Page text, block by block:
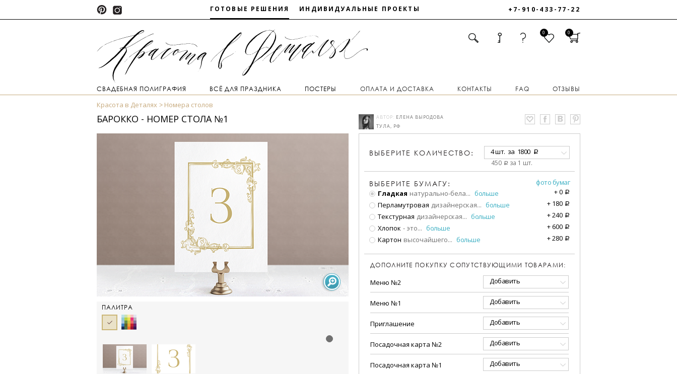
ГОТОВЫЕ РЕШЕНИЯ ИНДИВИДУАЛЬНЫЕ ПРОЕКТЫ +7-910-433-77-22
0 0
СВАДЕБНАЯ ПОЛИГРАФИЯ ВСЁ ДЛЯ ПРАЗДНИКА ПОСТЕРЫ ОПЛАТА И ДОСТАВКА КОНТАКТЫ FAQ ОТЗЫВЫ
Красота в Деталях Номера столов
БАРОККО - НОМЕР СТОЛА №1
ПАЛИТРА
АВТОР: ЕЛЕНА ВЫРОДОВА
ТУЛА, РФ
ВЫБЕРИТЕ КОЛИЧЕСТВО: 4 шт. за 1800 a
450 a за 1 шт.
ВЫБЕРИТЕ БУМАГУ:
фото бумаг
Гладкая натурально-бела... больше +0 a
Перламутровая дизайнерская... больше + 180 a
Текстурная дизайнерская... больше +240 a
Хлопок - это... больше +600 a
Картон высочайшего... больше +280 a
ДОПОЛНИТЕ ПОКУПКУ СОПУТСТВУЮЩИМИ ТОВАРАМИ:
Меню №2 Добавить
Меню №1 Добавить
Приглашение Добавить
Посадочная карта №2 Добавить
Посадочная карта №1 Добавить